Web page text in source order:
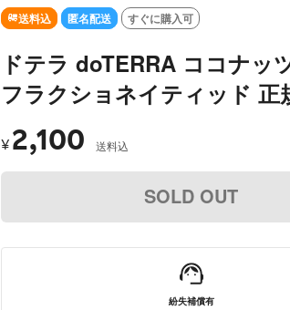
SOLD OUT
送料込 匿名配送 すぐに購入可
ドテラ doTERRA ココナッ
フラクショネイティッド 正
¥ 2,100 送料込
SOLD OUT
紛失補償有